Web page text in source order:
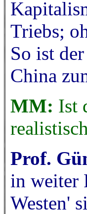
Triebs;
So ist
China
MM: Ist
Prof.
in weiter
Westen'